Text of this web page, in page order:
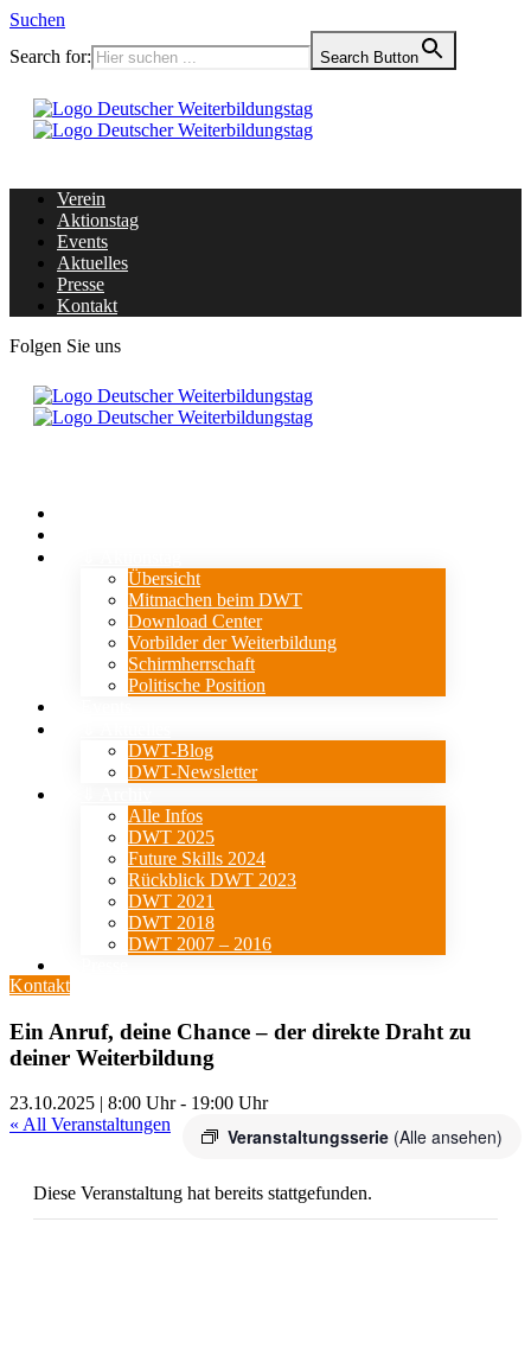
Suchen
Search for:
Search Button
Verein
Aktionstag
Events
Aktuelles
Presse
Kontakt
Folgen Sie uns
Übersicht
Mitmachen beim DWT
Download Center
Vorbilder der Weiterbildung
Schirmherrschaft
Politische Position
DWT-Blog
DWT-Newsletter
Alle Infos
DWT 2025
Future Skills 2024
Rückblick DWT 2023
DWT 2021
DWT 2018
DWT 2007 – 2016
Kontakt
Ein Anruf, deine Chance – der direkte Draht zu
deiner Weiterbildung
23.10.2025 | 8:00 Uhr- 19:00 Uhr
Veranstaltungsserie (Alle ansehen)
« All Veranstaltungen
Diese Veranstaltung hat bereits stattgefunden.